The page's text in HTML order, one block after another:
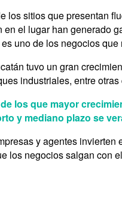
los sitios que presentan
el lugar han generado
uno de los negocios
tuvo un gran
industriales, entre
los que mayor
y mediano plazo se
y agentes
los negocios salgan con